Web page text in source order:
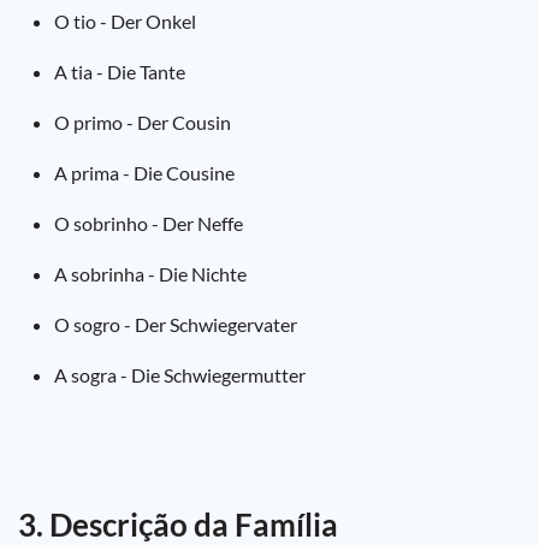
O tio - Der Onkel
A tia - Die Tante
O primo - Der Cousin
A prima - Die Cousine
O sobrinho - Der Neffe
A sobrinha - Die Nichte
O sogro - Der Schwiegervater
A sogra - Die Schwiegermutter
3. Descrição da Família